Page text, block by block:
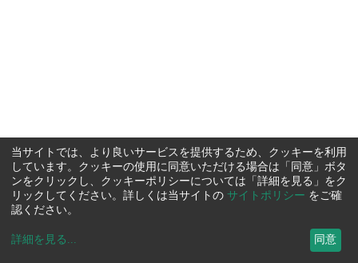
当サイトでは、より良いサービスを提供するため、クッキーを利用
しています。クッキーの使用に同意いただける場合は「同意」ボタ
ンをクリックし、クッキーポリシーについては「詳細を見る」をク
リックしてください。詳しくは当サイトの サイトポリシー をご確
認ください。
詳細を見る ... 同意